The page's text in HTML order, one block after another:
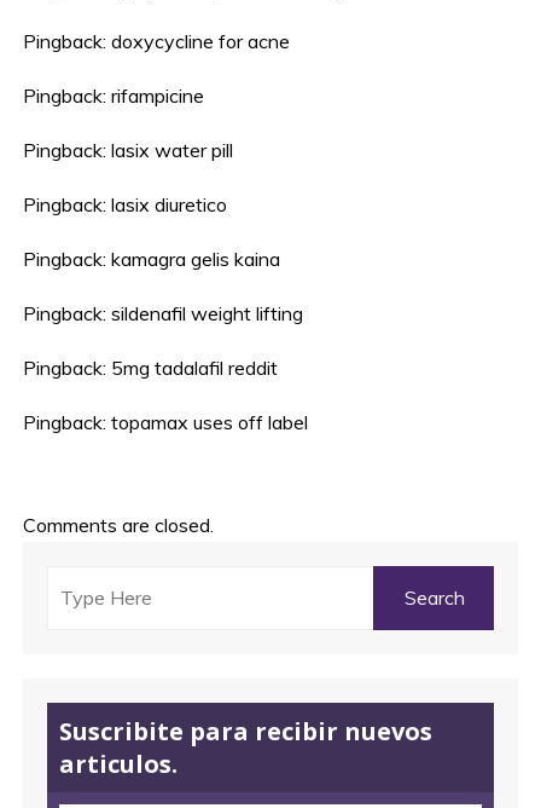
Pingback:doxycycline for acne
Pingback:rifampicine
Pingback:lasix water pill
Pingback:lasix diuretico
Pingback:kamagra gelis kaina
Pingback:sildenafil weight lifting
Pingback: 5mg tadalafil reddit
Pingback:topamax uses off label
Comments are closed.
Suscribite para recibir nuevos
articulos.